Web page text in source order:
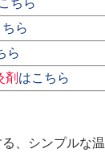
ら
ら
剤 はこちら
、シンプルな温